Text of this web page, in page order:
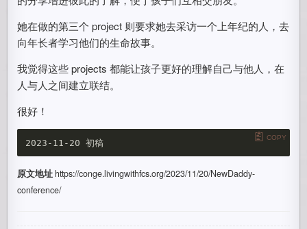
她在做的第三个 project 则要求她去采访一个上年纪的人，去
向年长者学习他们的生命故事。
我觉得这些 projects 都能让孩子更好的理解自己与他人，在
人与人之间建立联结。
很好！
COPY
原文地址https://conge.livingwithfcs.org/2023/11/20/NewDaddy-
conference/